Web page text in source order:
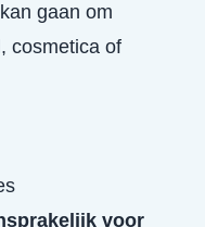
gaan om
cosmetica of
voor